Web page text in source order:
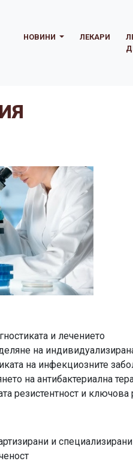
НОВИНИ ЛЕКАРИ
и лечението
на
на инфекциозните
на антибактериална
резистентност и
и